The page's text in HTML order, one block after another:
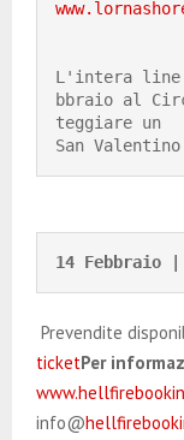
L'intera line
bbraio al
teggiare un
San
14 Febbraio |
Prevendite
ticketPer
info@